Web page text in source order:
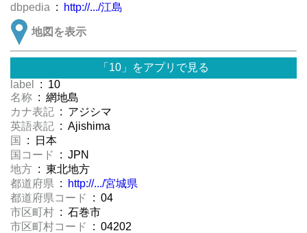
dbpedia : http://.../江島
地図を表示
「10」をアプリで見る
label
: 10
名称 : 網地島
カナ表記 : アジシマ
英語表記 : Ajishima
国
: 日本
国コード
: JPN
地方 : 東北地方
都道府県 :
http://.../宮城県
都道府県コード
: 04
市区町村 : 石巻市
市区町村コード
: 04202